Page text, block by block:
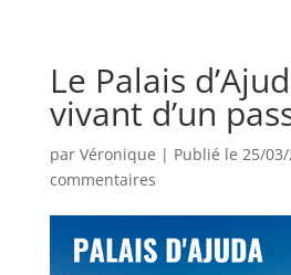
Le Palais
vivant d’un
par Véronique | Publié le 25/
commentaires